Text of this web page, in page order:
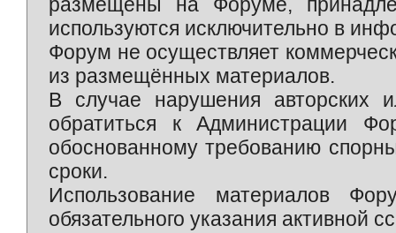
используются исключительно в
Форум не осуществляет
из размещённых материалов.
В случае нарушения авторских
обратиться к Администрации
обоснованному требованию
сроки.
Использование материалов
обязательного указания активной